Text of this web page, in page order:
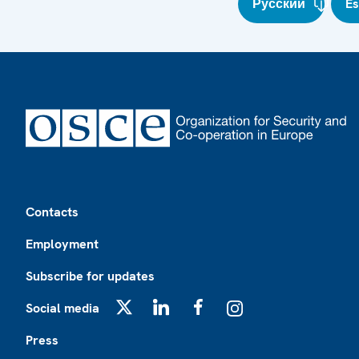
Русский
Contacts
Employment
Subscribe for updates
Social media
Press